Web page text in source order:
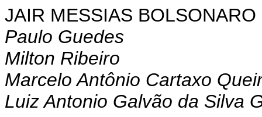
JAIR MESSIAS BOLSONARO
Paulo Guedes
Milton Ribeiro
Marcelo Antônio Cartaxo
Luiz Antonio Galvão da Silva